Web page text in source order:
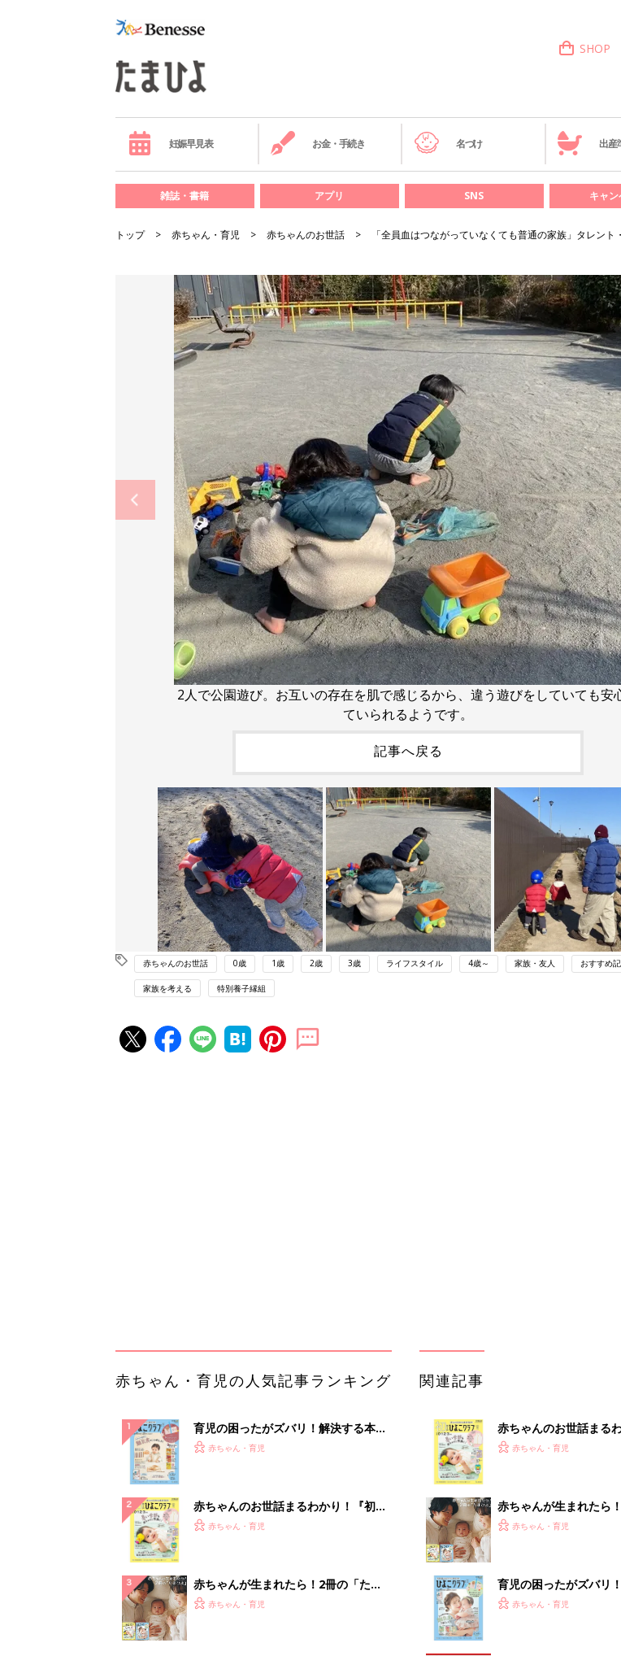
SHOP
妊娠早見表 お金・手続き 名づけ 出産
雑誌・書籍 アプリ SNS キャ
トップ 赤ちゃん・育児 赤ちゃんのお世話 「全員血はつながっていなくても普通の家族」タレン
2人で公園遊び。お互いの存在を肌で感じるから、違う遊びをしていても安
ていられるようです。
記事へ戻る
赤ちゃんのお世話 0歳 1歳 2歳 3歳 ライフスタイル 4歳～ 家族・友人 おすすめ
家族を考える 特別養子縁組
0％OFF以上が続々登場！Amazonの
本気が...
PR（Amazon）
ランキングをもっと見る
夫婦で予習する 出産の
しょに「うがいパワー
健やか
PR（iNova｜Hugkum）